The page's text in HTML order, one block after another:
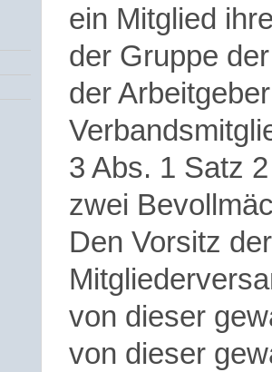
ein Mitglied
der Gruppe
der
3 Abs. 1 Satz
zwei
Den Vorsitz der
von dieser
von dieser